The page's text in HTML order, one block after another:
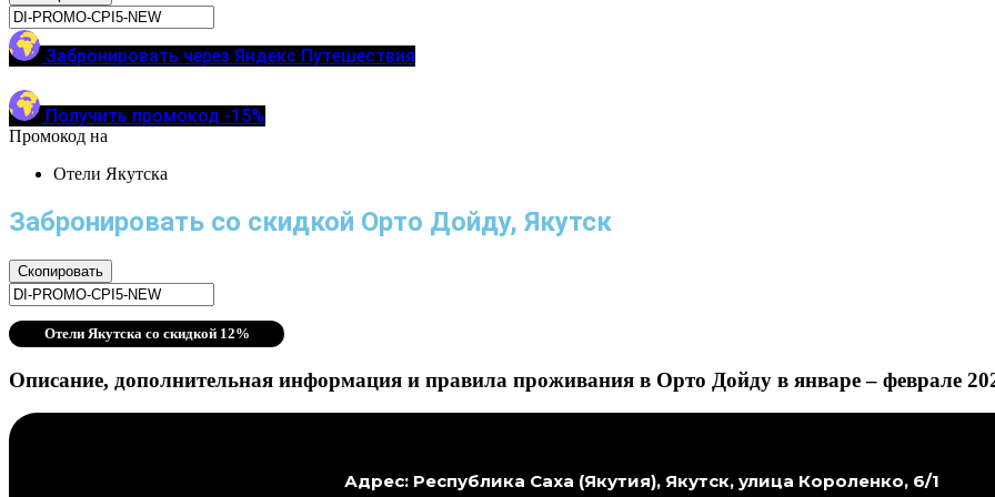
Забронировать через Яндекс Путешествия
Получить промокод -15%
Промокод на
Отели Якутска
Забронировать со скидкой Орто Дойду, Якутск
Скопировать
Отели Якутска со скидкой 12%
Описание, дополнительная информация и правила проживания в Орто Дойду в январе – феврале
Адрес: Республика Саха (Якутия), Якутск, улица Короленко, 6/1